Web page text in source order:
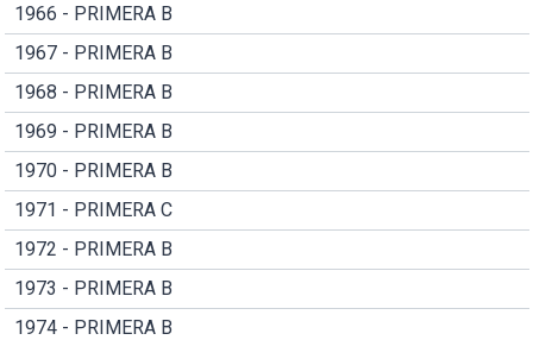
1966 - PRIMERA B
1967 - PRIMERA B
1968 - PRIMERA B
1969 - PRIMERA B
1970 - PRIMERA B
1971 - PRIMERA C
1972 - PRIMERA B
1973 - PRIMERA B
1974 - PRIMERA B